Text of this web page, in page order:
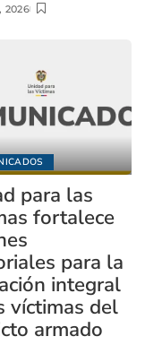
2026
para las
fortalece
para la
integral
víctimas del
armado